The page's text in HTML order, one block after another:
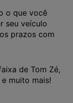
o que você
seu veículo
prazos com
de Tom Zé,
muito mais!